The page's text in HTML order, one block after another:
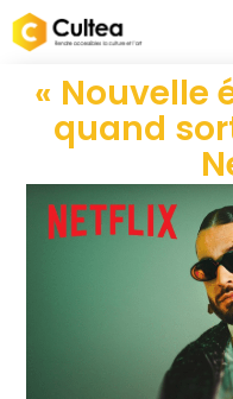
« Nouvelle
quand